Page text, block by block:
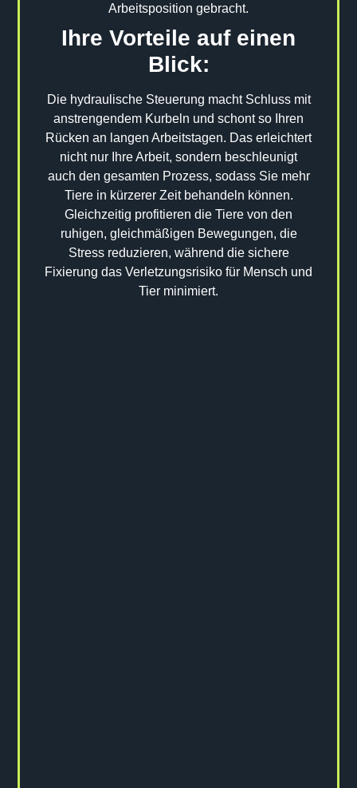
Arbeitsposition gebracht.
Ihre Vorteile auf einen
Blick:
Die hydraulische Steuerung macht Schluss mit
anstrengendem Kurbeln und schont so Ihren
Rücken an langen Arbeitstagen. Das erleichtert
nicht nur Ihre Arbeit, sondern beschleunigt
auch den gesamten Prozess, sodass Sie mehr
Tiere in kürzerer Zeit behandeln können.
Gleichzeitig profitieren die Tiere von den
ruhigen, gleichmäßigen Bewegungen, die
Stress reduzieren, während die sichere
Fixierung das Verletzungsrisiko für Mensch und
Tier minimiert.